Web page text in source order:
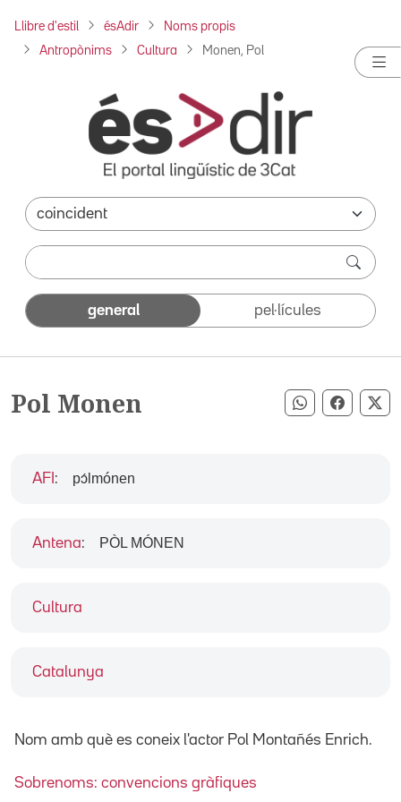
Llibre d'estil ésAdir Noms propis
Antropònims Cultura Monen, Pol
general pel·lícules
Pol Monen Compartir
Cultura
Catalunya
AFI : pɔ́lmónen
Antena: PÒL MÓNEN
Nom amb què es coneix l'actor Pol Montañés Enrich.
Sobrenoms: convencions gràfiques